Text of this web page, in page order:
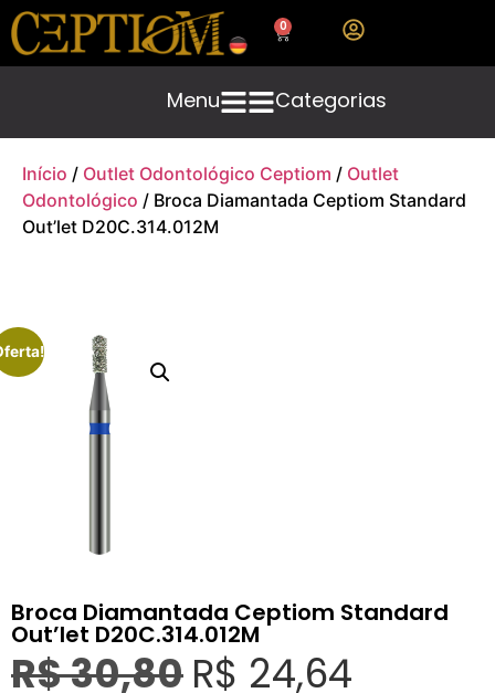
0
Menu Categorias
Início / Outlet Odontológico Ceptiom / Outlet
Odontológico / Broca Diamantada Ceptiom Standard
Out’let D20C.314.012M
Broca Diamantada Ceptiom Standard
Out’let D20C.314.012M
R$30,80 R$ 24,64